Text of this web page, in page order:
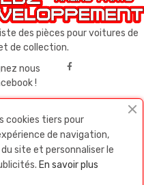
des pièces pour voitures de
de collection.
nous
!
cookies tiers pour
de navigation,
site et personnaliser le
En savoir plus